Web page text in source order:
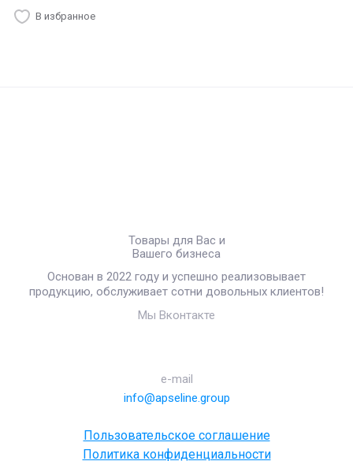
В избранное
Товары для Вас и
Вашего бизнеса
Основан в 2022 году и успешно реализовывает
продукцию, обслуживает сотни довольных клиентов!
Мы Вконтакте
e-mail
info@apseline.group
Пользовательское соглашение
Политика конфиденциальности